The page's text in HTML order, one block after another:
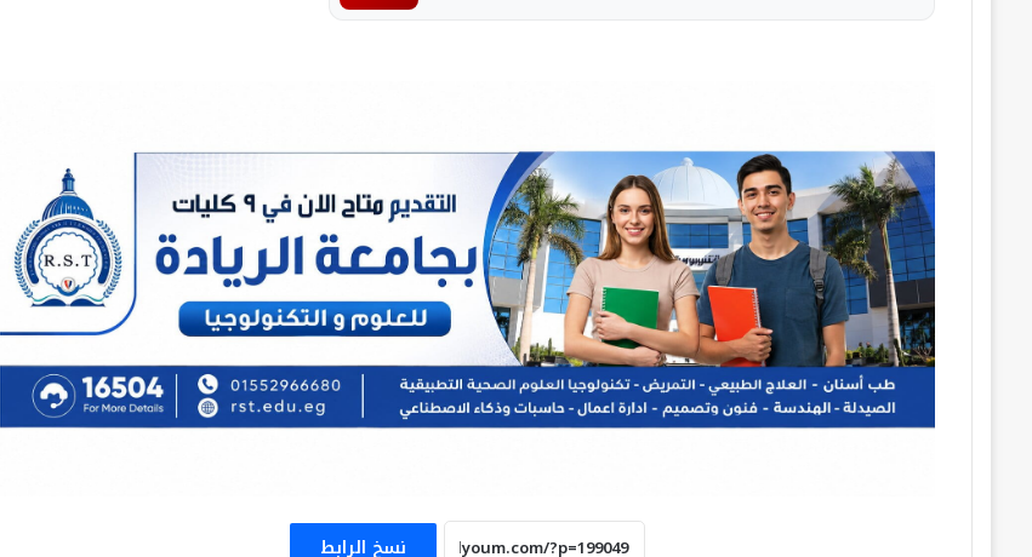
نسخ الرابط
خلال جلسة نقاشية على هامش مؤتمر صناع
القرار .. خبراء التطوير العقاري يرسمون خريطة
نمو القطاع في مواجهة التحديات الاقتصادية
وزيرة الإسكان: 6 يوليو المقبل بدء تسليم قطع
الأراضي السكنية للإسكان المتميز بالطرحين
الخامس والسادس بمدينة ناصر الجديدة